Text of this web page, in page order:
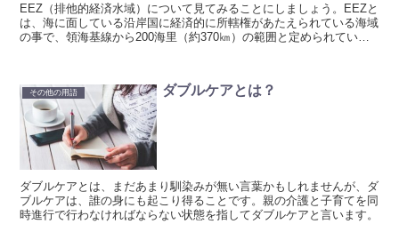
EEZ（排他的経済水域）について見てみることにしましょう。EEZと
は、海に面している沿岸国に経済的に所轄権があたえられている海域
の事で、領海基線から200海里（約370㎞）の範囲と定められていま
その他の用語 ダブルケアとは？
ダブルケアとは、まだあまり馴染みが無い言葉かもしれませんが、ダ
ブルケアは、誰の身にも起こり得ることです。親の介護と子育てを同
時進行で行わなければならない状態を指してダブルケアと言います。